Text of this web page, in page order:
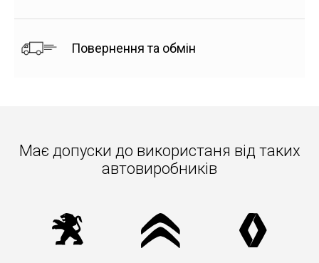
Повернення та обмін
Має допуски до використаня вiд таких
автовиробників